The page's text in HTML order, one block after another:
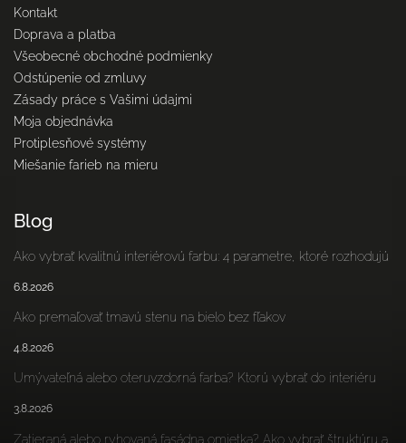
Kontakt
Doprava a platba
Všeobecné obchodné podmienky
Odstúpenie od zmluvy
Zásady práce s Vašimi údajmi
Moja objednávka
Protiplesňové systémy
Miešanie farieb na mieru
Blog
Ako vybrať kvalitnú interiérovú farbu: 4 parametre, ktoré rozhodujú
6.8.2026
Ako premaľovať tmavú stenu na bielo bez fľakov
4.8.2026
Umývateľná alebo oteruvzdorná farba? Ktorú vybrať do interiéru
3.8.2026
Zatieraná alebo ryhovaná fasádna omietka? Ako vybrať štruktúru a